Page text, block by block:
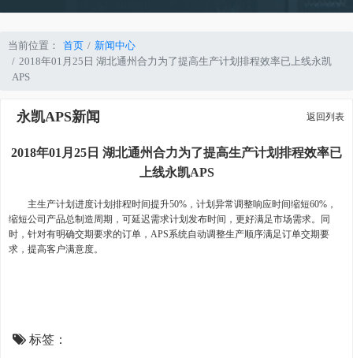
当前位置： 首页
新闻中心
2018年01月25日 湖北通州合力为了提高生产计划排程效率已上线永凯
APS
永凯APS新闻 返回列表
2018年01月25日 湖北通州合力为了提高生产计划排程效率已
上线永凯APS
主生产计划进度计划排程时间提升50%，计划异常调整响应时间缩短60%，
缩短公司产品总制造周期，可延迟需求计划发布时间，更好满足市场需求。同
时，针对有明确交期要求的订单，APS系统自动调整生产顺序满足订单交期要
求，提高客户满意度。
标签：